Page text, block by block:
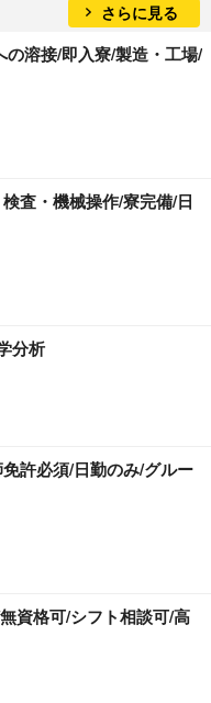
さらに見る
の溶接/即入寮/製造・工場/
査・機械操作/寮完備/日
分析
許必須/日勤のみ/グルー
資格可/シフト相談可/高